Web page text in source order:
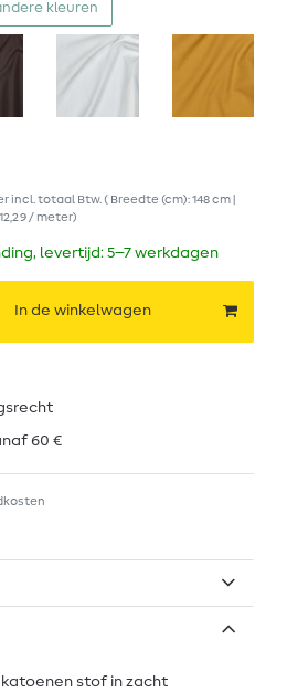
kleuren
incl. totaal Btw. ( Breedte (cm): 148 cm |
/ meter)
levertijd: 5–7 werkdagen
In de winkelwagen
60 €
stof in zacht